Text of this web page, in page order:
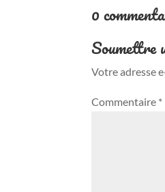
0
Soumettre
Votre adresse
Commentaire *